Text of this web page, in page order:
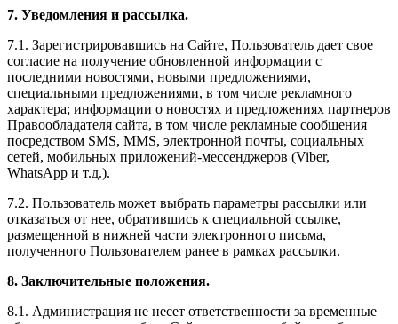
7. Уведомления и рассылка.
7.1. Зарегистрировавшись на Сайте, Пользователь дает свое
согласие на получение обновленной информации с
последними новостями, новыми предложениями,
специальными предложениями, в том числе рекламного
характера; информации о новостях и предложениях партнеров
Правообладателя сайта, в том числе рекламные сообщения
посредством SMS, MMS, электронной почты, социальных
сетей, мобильных приложений-мессенджеров (Viber,
WhatsApp и т.д.).
7.2. Пользователь может выбрать параметры рассылки или
отказаться от нее, обратившись к специальной ссылке,
размещенной в нижней части электронного письма,
полученного Пользователем ранее в рамках рассылки.
8. Заключительные положения.
8.1. Администрация не несет ответственности за временные